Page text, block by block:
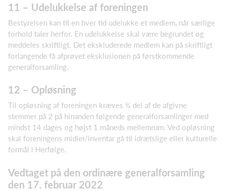
11 – Udelukkelse af foreningen
Bestyrelsen kan til en hver tid udelukke et medlem, når særlige
forhold taler herfor. En udelukkelse skal være begrundet og
meddeles skriftligt. Det ekskluderede medlem kan på skriftligt
forlangende få afprøvet eksklusionen på førstkommende
generalforsamling.
12 – Opløsning
Til opløsning af foreningen kræves ¾ del af de afgivne
stemmer på 2 på hinanden følgende generalforsamlinger med
mindst 14 dages og højst 1 måneds mellemrum. Ved opløsning
skal foreningens midler/inventar gå til idrætslige eller kulturelle
formål i Herfølge.
Vedtaget på den ordinære generalforsamling
den 17. februar 2022